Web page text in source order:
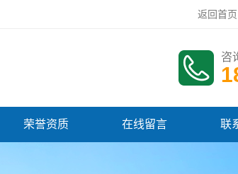
返回首页
咨
荣誉资质 在线留言 联